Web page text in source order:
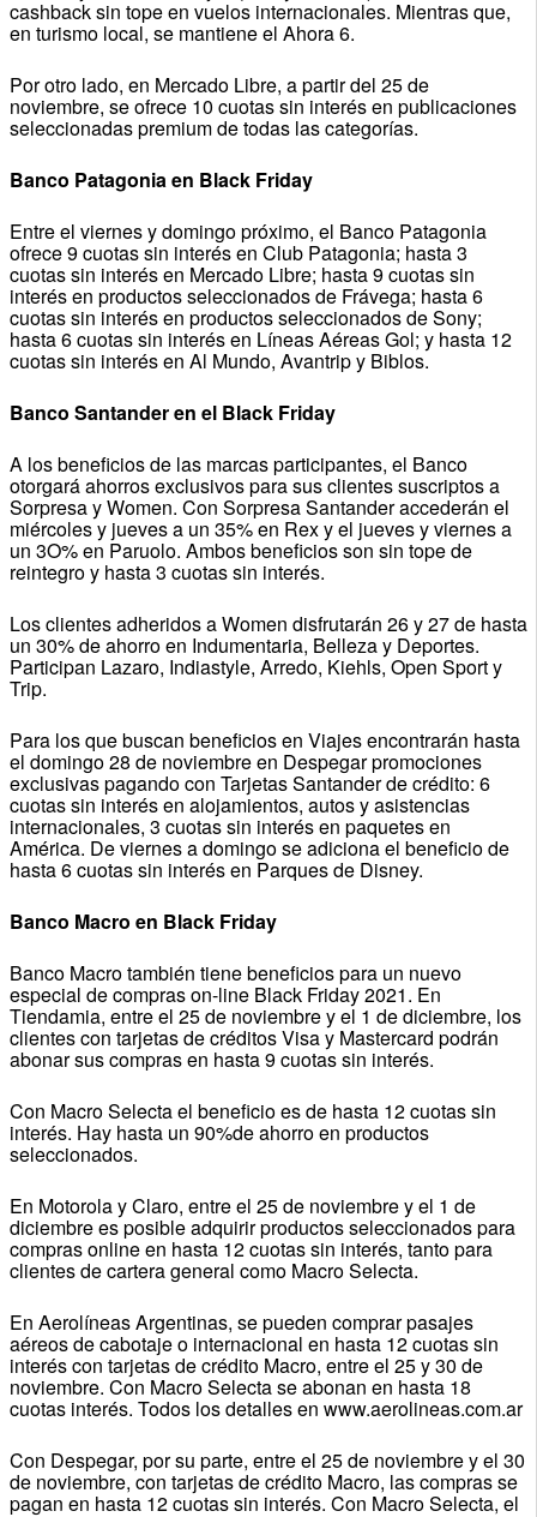
cashback sin tope en vuelos internacionales. Mientras que,
en turismo local, se mantiene el Ahora 6.
Por otro lado, en Mercado Libre, a partir del 25 de
noviembre, se ofrece 10 cuotas sin interés en publicaciones
seleccionadas premium de todas las categorías.
Banco Patagonia en Black Friday
Entre el viernes y domingo próximo, el Banco Patagonia
ofrece 9 cuotas sin interés en Club Patagonia; hasta 3
cuotas sin interés en Mercado Libre; hasta 9 cuotas sin
interés en productos seleccionados de Frávega; hasta 6
cuotas sin interés en productos seleccionados de Sony;
hasta 6 cuotas sin interés en Líneas Aéreas Gol; y hasta 12
cuotas sin interés en Al Mundo, Avantrip y Biblos.
Banco Santander en el Black Friday
A los beneficios de las marcas participantes, el Banco
otorgará ahorros exclusivos para sus clientes suscriptos a
Sorpresa y Women. Con Sorpresa Santander accederán el
miércoles y jueves a un 35% en Rex y el jueves y viernes a
un 3O% en Paruolo. Ambos beneficios son sin tope de
reintegro y hasta 3 cuotas sin interés.
Los clientes adheridos a Women disfrutarán 26 y 27 de hasta
un 30% de ahorro en Indumentaria, Belleza y Deportes.
Participan Lazaro, Indiastyle, Arredo, Kiehls, Open Sport y
Trip.
Para los que buscan beneficios en Viajes encontrarán hasta
el domingo 28 de noviembre en Despegar promociones
exclusivas pagando con Tarjetas Santander de crédito: 6
cuotas sin interés en alojamientos, autos y asistencias
internacionales, 3 cuotas sin interés en paquetes en
América. De viernes a domingo se adiciona el beneficio de
hasta 6 cuotas sin interés en Parques de Disney.
Banco Macro en Black Friday
Banco Macro también tiene beneficios para un nuevo
especial de compras on-line Black Friday 2021. En
Tiendamia, entre el 25 de noviembre y el 1 de diciembre, los
clientes con tarjetas de créditos Visa y Mastercard podrán
abonar sus compras en hasta 9 cuotas sin interés.
Con Macro Selecta el beneficio es de hasta 12 cuotas sin
interés. Hay hasta un 90%de ahorro en productos
seleccionados.
En Motorola y Claro, entre el 25 de noviembre y el 1 de
diciembre es posible adquirir productos seleccionados para
compras online en hasta 12 cuotas sin interés, tanto para
clientes de cartera general como Macro Selecta.
En Aerolíneas Argentinas, se pueden comprar pasajes
aéreos de cabotaje o internacional en hasta 12 cuotas sin
interés con tarjetas de crédito Macro, entre el 25 y 30 de
noviembre. Con Macro Selecta se abonan en hasta 18
cuotas interés. Todos los detalles en www.aerolineas.com.ar
Con Despegar, por su parte, entre el 25 de noviembre y el 30
de noviembre, con tarjetas de crédito Macro, las compras se
pagan en hasta 12 cuotas sin interés. Con Macro Selecta, el